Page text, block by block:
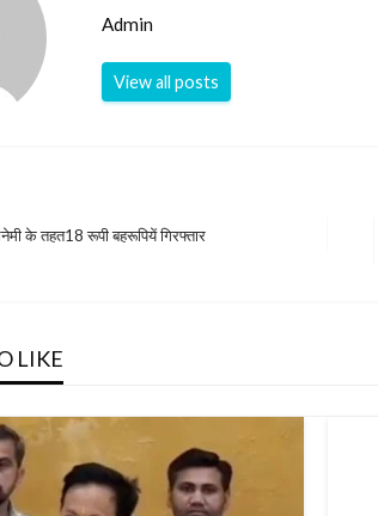
Admin
View all posts
के तहत18 रूपी बहरूपियें गिरफ्तार
LIKE